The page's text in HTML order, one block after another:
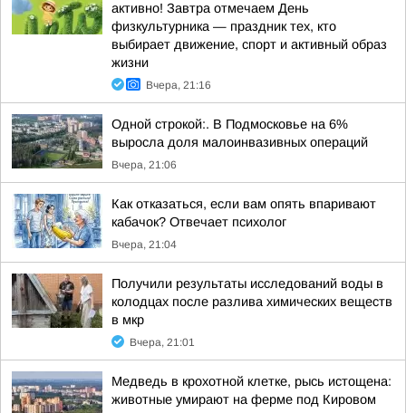
активно! Завтра отмечаем День
физкультурника — праздник тех, кто
выбирает движение, спорт и активный образ
жизни
Вчера, 21:16
Одной строкой:. В Подмосковье на 6%
выросла доля малоинвазивных операций
Вчера, 21:06
Как отказаться, если вам опять впаривают
кабачок? Отвечает психолог
Вчера, 21:04
Получили результаты исследований воды в
колодцах после разлива химических веществ
в мкр
Вчера, 21:01
Медведь в крохотной клетке, рысь истощена:
животные умирают на ферме под Кировом